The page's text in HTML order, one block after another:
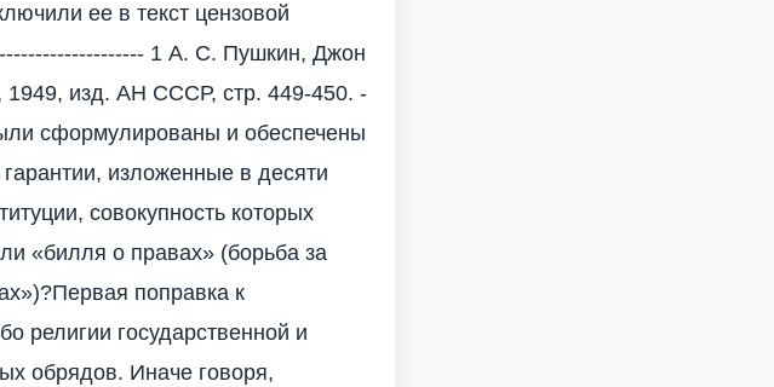
ее в текст цензовой
1 А. С. Пушкин, Джон
изд. АН СССР, стр. 449-450. -
сформулированы и обеспечены
изложенные в десяти
совокупность которых
«билля о правах» (борьба за
поправка к
религии государственной и
обрядов. Иначе говоря,